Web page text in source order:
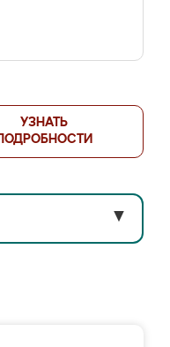
УЗНАТЬ
ПОДРОБНОСТИ
▼